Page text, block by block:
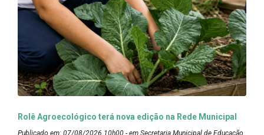
Rolê Agroecológico terá nova edição na Rede Municipal
Publicado em: 07/08/2026 10h00 - em Secretaria Municipal de Educação